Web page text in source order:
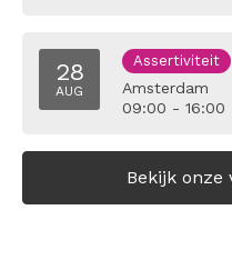
28
AUG
Assertiviteit
Amsterdam
09:00 - 16:00
Bekijk onze